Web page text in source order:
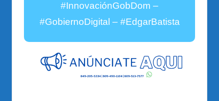
#InnovaciónGobDom –
#GobiernoDigital – #EdgarBatista